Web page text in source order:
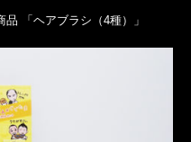
「ヘアブラシ（4種）」